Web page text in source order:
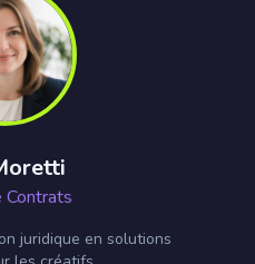
Contrats
juridique en solutions